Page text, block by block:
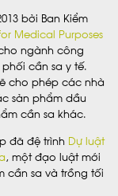
bởi Ban Kiểm
Medical Purposes
ngành công
cần sa y tế.
cho phép các nhà
sản phẩm dầu
cần sa khác.
đã đệ trình Dự luật
, một đạo luật mới
cần sa và trồng tối